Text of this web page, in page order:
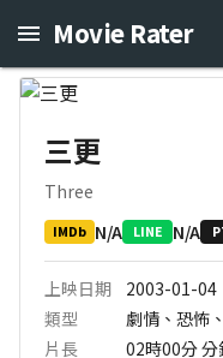
Movie Rater
三更
Three
IMDb N/A LINE N/A
上映日期
2003-01-04
類型
劇情、恐怖
片長
02時00分分